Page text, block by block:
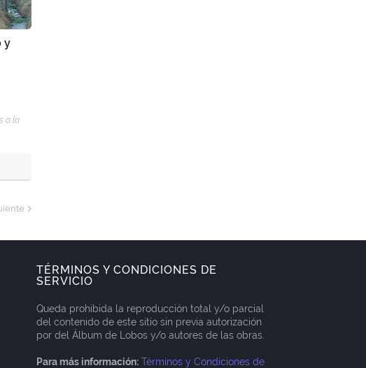
y
a la
TÉRMINOS Y CONDICIONES DE
SERVICIO
Queda prohibida la reproducción total y/o parcial
del contenido de este sitio sin previa autorización
por del Álbum de Lobos y/o autores de las obras.
Para más información: Términos y Condiciones de